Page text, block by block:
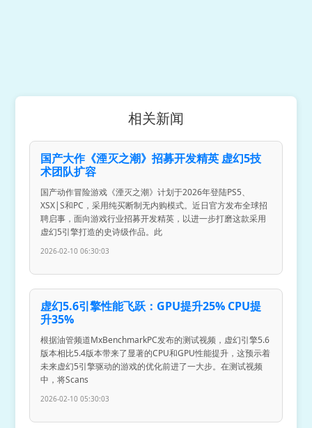
相关新闻
国产大作《湮灭之潮》招募开发精英 虚幻5技
术团队扩容
国产动作冒险游戏《湮灭之潮》计划于2026年登陆PS5、
XSX|S和PC，采用纯买断制无内购模式。近日官方发布全球招
聘启事，面向游戏行业招募开发精英，以进一步打磨这款采用
虚幻5引擎打造的史诗级作品。此
2026-02-10 06:30:03
虚幻5.6引擎性能飞跃：GPU提升25% CPU提
升35%
根据油管频道MxBenchmarkPC发布的测试视频，虚幻引擎5.6
版本相比5.4版本带来了显著的CPU和GPU性能提升，这预示着
未来虚幻5引擎驱动的游戏的优化前进了一大步。在测试视频
中，将Scans
2026-02-10 05:30:03